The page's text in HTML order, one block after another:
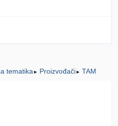
tematika ► Proizvođači► TAM